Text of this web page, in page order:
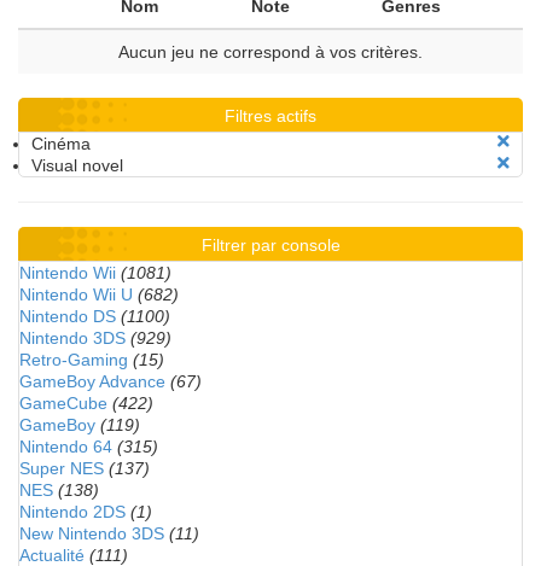
Nom Note Genres
Aucun jeu ne correspond à vos critères.
Filtres actifs
Cinéma
Visual novel
Filtrer par console
Nintendo Wii (1081)
Nintendo Wii U (682)
Nintendo DS (1100)
Nintendo 3DS (929)
Retro-Gaming (15)
GameBoy Advance (67)
GameCube (422)
GameBoy (119)
Nintendo 64 (315)
Super NES (137)
NES (138)
Nintendo 2DS (1)
New Nintendo 3DS (11)
Actualité (111)